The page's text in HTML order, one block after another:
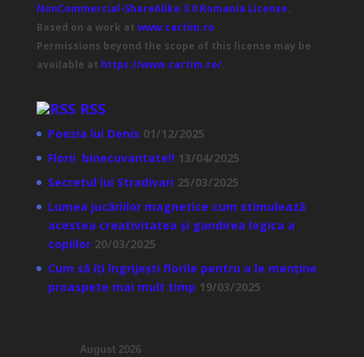
NonCommercial-ShareAlike 3.0 Romania License.
Based on a work at www.cartim.ro.
Permissions beyond the scope of this license may be
available at https://www.cartim.ro/.
RSS
Poezia lui Denis 01/12/2025
Florii binecuvantate!! 13/04/2025
Secretul lui Stradivari 25/03/2025
Lumea jucăriilor magnetice cum stimulează
acestea creativitatea și gandirea logica a
copiilor 20/03/2025
Cum să îți îngrijești florile pentru a le menține
proaspete mai mult timp 19/03/2025
August 2026